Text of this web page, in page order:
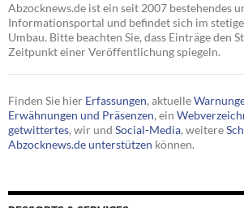
Abzocknews.de ist ein seit 2007 bestehendes
Informationsportal und befindet sich im
Umbau. Bitte beachten Sie, dass Einträge den
Zeitpunkt einer Veröffentlichung spiegeln.
Finden Sie hier Erfassungen, aktuelle
Erwähnungen und Präsenzen, ein
getwittertes, wir und Social-Media, weitere
Abzocknews.de unterstützen können.